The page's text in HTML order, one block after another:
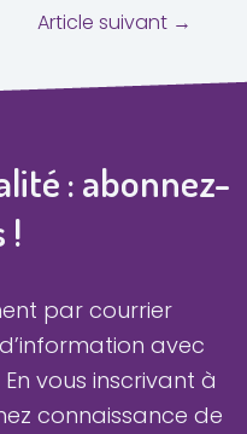
Article suivant →
: abonnez-
!
par courrier
avec
En vous inscrivant à
connaissance de